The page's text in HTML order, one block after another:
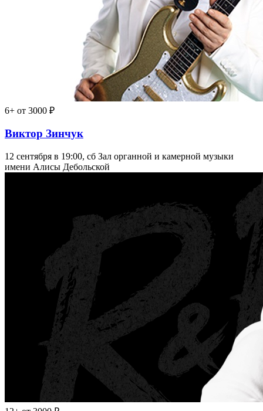
6+ от 3000 ₽
Виктор Зинчук
12 сентября в 19:00, сб Зал органной и камерной музыки
имени Алисы Дебольской